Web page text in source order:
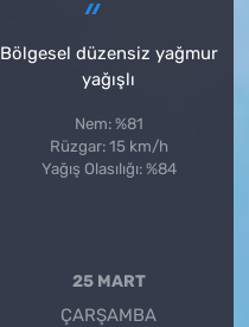
Bölgesel düzensiz yağmur
yağışlı
Nem: %81
Rüzgar: 15 km/h
Yağış Olasılığı: %84
25 MART
ÇARŞAMBA